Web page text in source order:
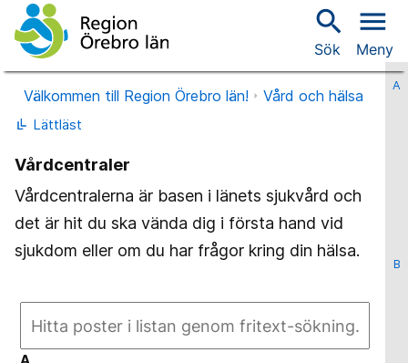
search
Sök
menu
Meny
Välkommen till Region Örebro län! Vård och hälsa
Lättläst
Vårdcentraler
Vårdcentralerna är basen i länets sjukvård och
det är hit du ska vända dig i första hand vid
sjukdom eller om du har frågor kring din hälsa.
A
B
A